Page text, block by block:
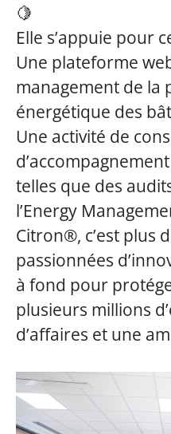
🍋
Elle s’appuie pour
Une plateforme
management de la
énergétique des
Une activité de
d’accompagnement
telles que des
l’Energy
Citron®, c’est plus
passionnées
à fond pour
plusieurs millions
d’affaires et une